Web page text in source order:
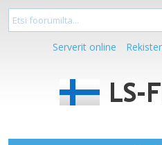
Serverit online